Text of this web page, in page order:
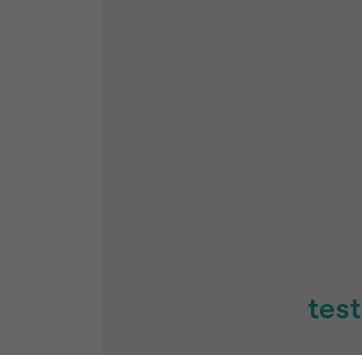
test